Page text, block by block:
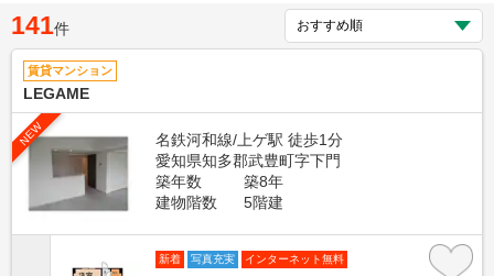
141件
賃貸マンション
LEGAME
NEW
名鉄河和線/上ゲ駅 徒歩1分
愛知県知多郡武豊町字下門
築年数
築8年
建物階数
5階建
新着 写真充実 インターネット無料